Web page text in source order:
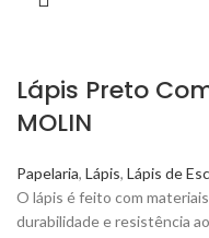
Lápis Preto
MOLIN
Papelaria, Lápis, Lápis de
O lápis é feito com
durabilidade e resistência